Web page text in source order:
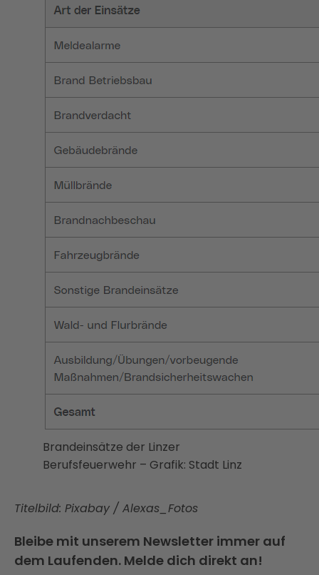
Brandeinsätze der Linzer
Berufsfeuerwehr – Grafik: Stadt Linz
Titelbild: Pixabay / Alexas_Fotos
Bleibe mit unserem Newsletter immer auf
dem Laufenden. Melde dich direkt an!